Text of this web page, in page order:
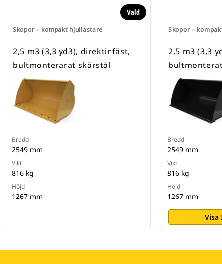
Skopor – kompakt hjullastare
Vald
2,5 m3 (3,3 yd3), direktinfäst,
bultmonterarat skärstål
Bredd
2549 mm
Vikt
816 kg
Höjd
1267 mm
Skopor –
2,5 m3 (3,3
Bredd
2549 mm
Vikt
816 kg
Höjd
1267 mm
Visa